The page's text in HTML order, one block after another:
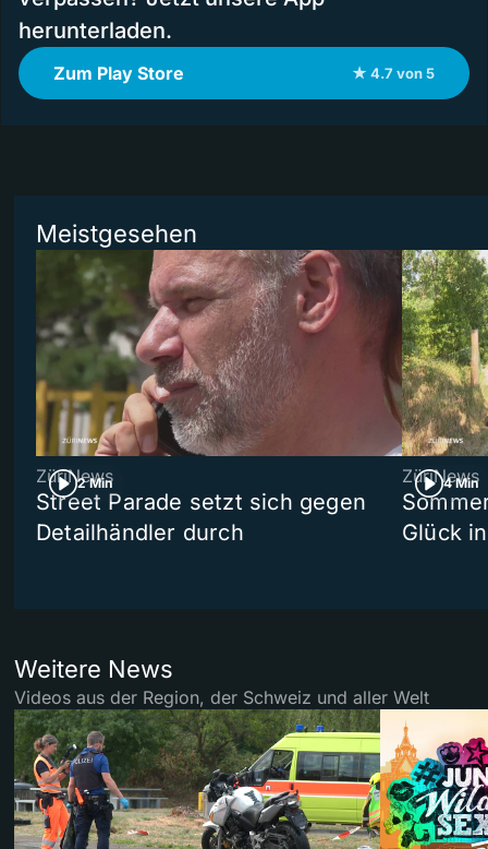
herunterladen.
Zum Play Store ★ 4.7 von 5
Meistgesehen
2 Min
ZüriNews
Street Parade setzt sich gegen
Detailhändler durch
4 Min
ZüriNews
Glück
Weitere News
Videos aus der Region, der Schweiz und aller Welt